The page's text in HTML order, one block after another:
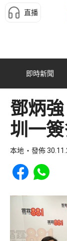
直播
即時新聞
鄧炳
圳一
本地 發佈
Share toShare to